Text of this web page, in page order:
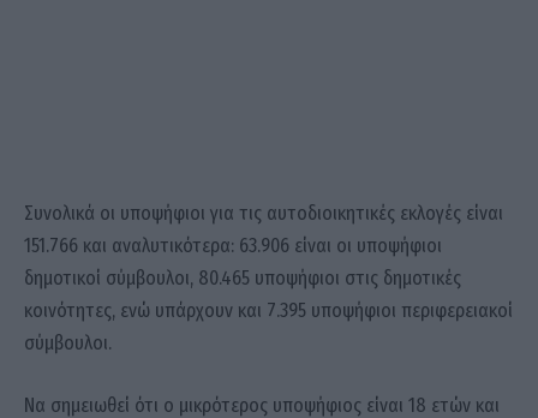
Συνολικά οι υποψήφιοι για τις αυτοδιοικητικές εκλογές είναι
151.766 και αναλυτικότερα: 63.906 είναι οι υποψήφιοι
δημοτικοί σύμβουλοι, 80.465 υποψήφιοι στις δημοτικές
κοινότητες, ενώ υπάρχουν και 7.395 υποψήφιοι περιφερειακοί
σύμβουλοι.
Να σημειωθεί ότι ο μικρότερος υποψήφιος είναι 18 ετών και